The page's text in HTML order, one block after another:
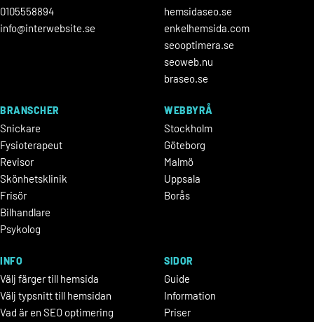
0105558894
info@interwebsite.se
hemsidaseo.se
enkelhemsida.com
seooptimera.se
seoweb.nu
braseo.se
BRANSCHER
Snickare
Fysioterapeut
Revisor
Skönhetsklinik
Frisör
Bilhandlare
Psykolog
WEBBYRÅ
Stockholm
Göteborg
Malmö
Uppsala
Borås
INFO
Välj färger till hemsida
Välj typsnitt till hemsidan
Vad är en SEO optimering
SIDOR
Guide
Information
Priser